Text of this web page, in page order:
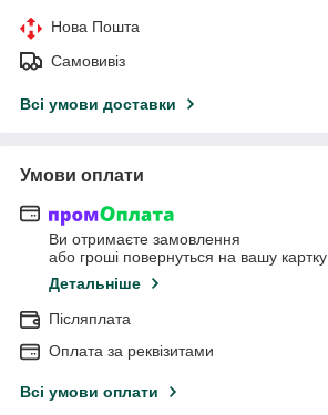
Нова Пошта
Самовивіз
Всі умови доставки
Умови оплати
Ви отримаєте замовлення
або гроші повернуться на вашу картку
Детальніше
Післяплата
Оплата за реквізитами
Всі умови оплати